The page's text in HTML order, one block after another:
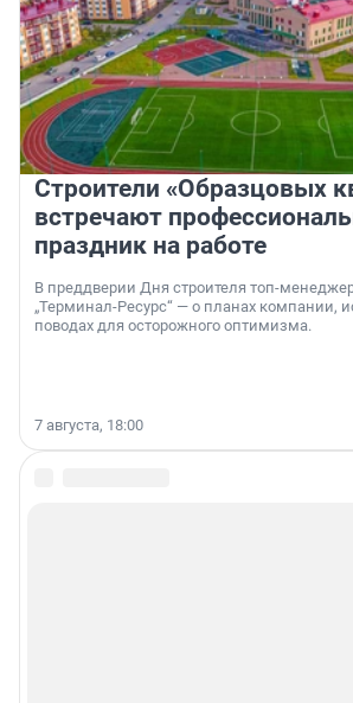
Строители «Образцовых
встречают
праздник на работе
В преддверии Дня строителя топ-
„Терминал-Ресурс“ — о планах компании,
поводах для осторожного оптимизма.
7 августа, 18:00